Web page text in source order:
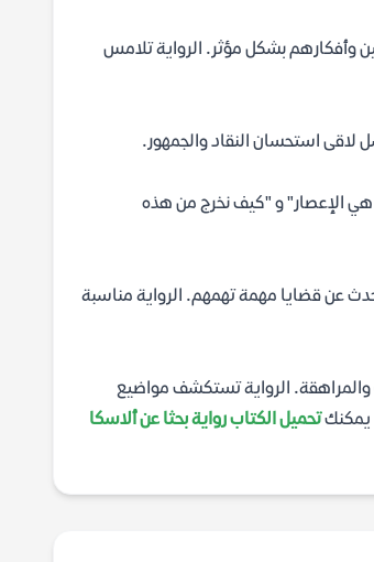
وأفكارهم بشكل مؤثر. الرواية تلامس
هي الإعصار" و "كيف نخرج من هذه
عن قضايا مهمة تهمهم. الرواية مناسبة
الرواية تستكشف مواضيع
يمكنكتحميل الكتاب رواية بحثا عن ألاسكا